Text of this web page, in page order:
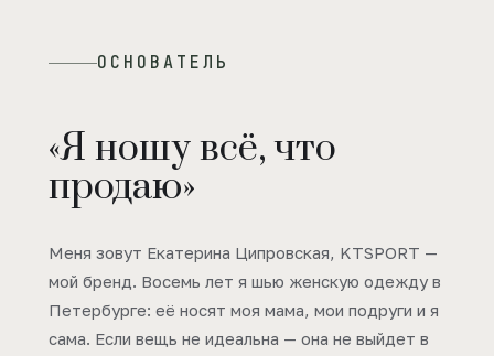
ОСНОВАТЕЛЬ
«Я ношу всё, что
продаю»
Меня зовут Екатерина Ципровская, KTSPORT —
мой бренд. Восемь лет я шью женскую одежду в
Петербурге: её носят моя мама, мои подруги и я
сама. Если вещь не идеальна — она не выйдет в